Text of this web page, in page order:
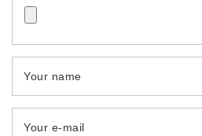
Your name
Your e-mail